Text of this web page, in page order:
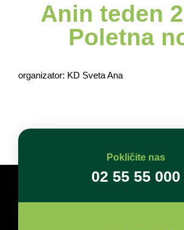
Anin teden
Poletna
organizator: KD Sveta Ana
Pokličite nas
02 55 55 000